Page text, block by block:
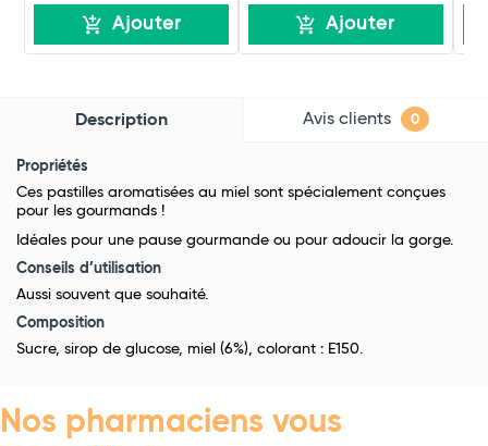
Ajouter Ajouter
Description Avis clients 0
Propriétés
Ces pastilles aromatisées au miel sont spécialement conçues
pour les gourmands !
Idéales pour une pause gourmande ou pour adoucir la gorge.
Conseils d’utilisation
Aussi souvent que souhaité.
Composition
Sucre, sirop de glucose, miel (6%), colorant : E150.
Nos pharmaciens vous